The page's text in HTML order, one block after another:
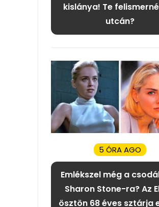
kislánya! Te
utcán?
5 ÓRA AGO
Emlékszel még a
Sharon Stone-ra? Az
ösztön 68 éves sztárja